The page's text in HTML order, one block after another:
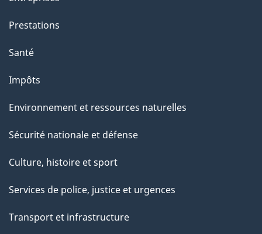
a
g
Prestations
Santé
Impôts
Environnement et ressources naturelles
Sécurité nationale et défense
Culture, histoire et sport
Services de police, justice et urgences
Transport et infrastructure